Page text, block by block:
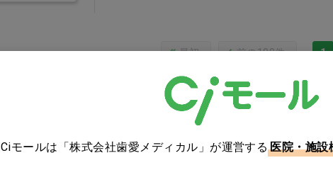
最初 前の100件 1
Ciモールは「株式会社歯愛メディカル」が運営する医院・施設